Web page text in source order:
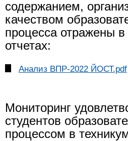
содержанием,
качеством
процесса отражены
отчетах:
Анализ ВПР-2022 ЙОСТ.pdf
Мониторинг
студентов
процессом в